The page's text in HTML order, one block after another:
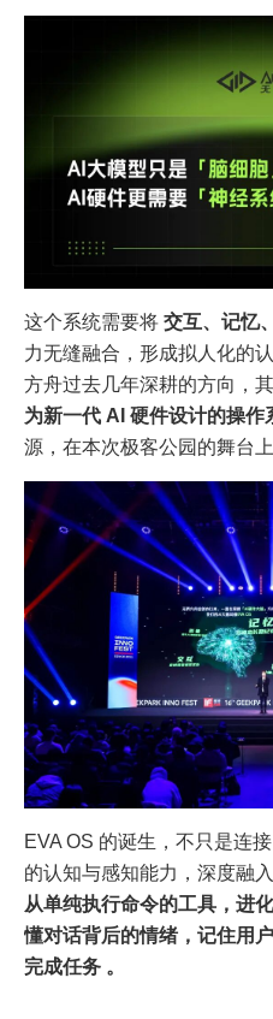
这个系统需要将 交互、记忆
力无缝融合，形成拟人化的
方舟过去几年深耕的方向，
为新一代 AI 硬件设计的操作
源，在本次极客公园的舞台上
EVA OS 的诞生，不只是连
的认知与感知能力，深度融
从单纯执行命令的工具，进
懂对话背后的情绪，记住用
完成任务 。